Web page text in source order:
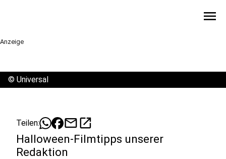
menu
Anzeige
© Universal
Teilen: mailopen_in_new
Halloween-Filmtipps unserer
Redaktion